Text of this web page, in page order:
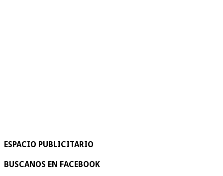
ESPACIO PUBLICITARIO
BUSCANOS EN FACEBOOK